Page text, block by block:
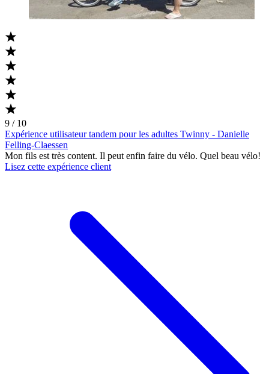
9 / 10
Expérience utilisateur tandem pour les adultes Twinny - Danielle
Felling-Claessen
Mon fils est très content. Il peut enfin faire du vélo. Quel beau vélo!
Lisez cette expérience client